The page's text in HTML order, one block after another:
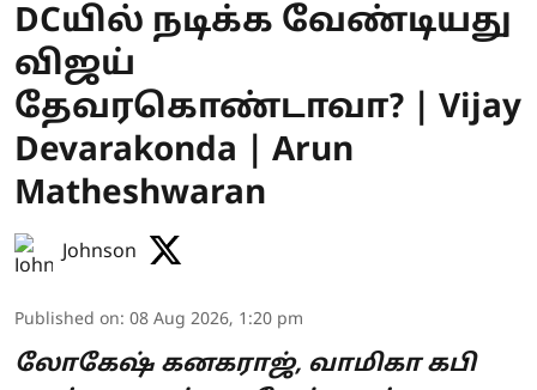
DCயில் நடிக்க வேண்டியது
விஜய்
தேவரகொண்டாவா? | Vijay
Devarakonda | Arun
Matheshwaran
Johnson
Published on: 08 Aug 2026, 1:20 pm
லோகேஷ் கனகராஜ், வாமிகா கபி